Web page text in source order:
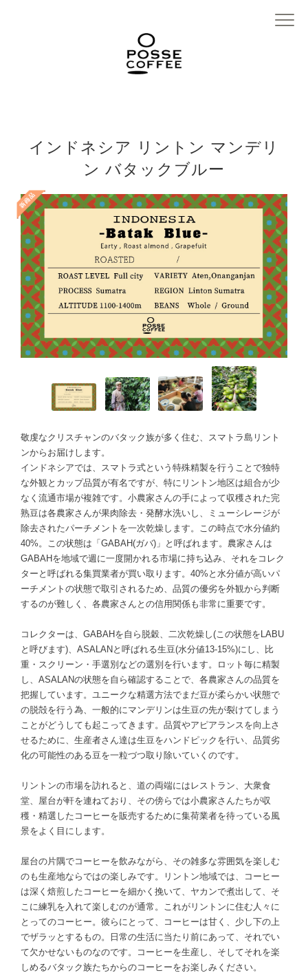
インドネシア リントン マンデリ
ン バタックブルー
敬虔なクリスチャンのバタック族が多く住む、スマトラ島リント
ンからお届けします。
インドネシアでは、スマトラ式という特殊精製を行うことで独特
な外観とカップ品質が有名ですが、特にリントン地区は組合が少
なく流通市場が複雑です。小農家さんの手によって収穫された完
熟豆は各農家さんが果肉除去・発酵水洗いし、ミューシレージが
除去されたパーチメントを一次乾燥します。この時点で水分値約
40%。この状態は「GABAH(ガバ)」と呼ばれます。農家さんは
GABAHを地域で週に一度開かれる市場に持ち込み、それをコレク
ターと呼ばれる集買業者が買い取ります。40%と水分値が高いパ
ーチメントの状態で取引されるため、品質の優劣を外観から判断
するのが難しく、各農家さんとの信用関係も非常に重要です。
コレクターは、GABAHを自ら脱穀、二次乾燥し(この状態をLABU
と呼びます)、ASALANと呼ばれる生豆(水分値13-15%)にし、比
重・スクリーン・手選別などの選別を行います。ロット毎に精製
し、ASALANの状態を自ら確認することで、各農家さんの品質を
把握しています。ユニークな精選方法でまだ豆が柔らかい状態で
の脱殻を行う為、一般的にマンデリンは生豆の先が裂けてしまう
ことがどうしても起こってきます。品質やアピアランスを向上さ
せるために、生産者さん達は生豆をハンドピックを行い、品質劣
化の可能性のある豆を一粒づつ取り除いていくのです。
リントンの市場を訪れると、道の両端にはレストラン、大衆食
堂、屋台が軒を連ねており、その傍らでは小農家さんたちが収
穫・精選したコーヒーを販売するために集荷業者を待っている風
景をよく目にします。
屋台の片隅でコーヒーを飲みながら、その雑多な雰囲気を楽しむ
のも生産地ならではの楽しみです。リントン地域では、コーヒー
は深く焙煎したコーヒーを細かく挽いて、ヤカンで煮出して、そ
こに練乳を入れて楽しむのが通常。これがリントンに住む人々に
とってのコーヒー。彼らにとって、コーヒーは甘く、少し下の上
でザラッとするもの。日常の生活に当たり前にあって、それでい
て欠かせないものなのです。コーヒーを生産し、そしてそれを楽
しめるバタック族たちからのコーヒーをお楽しみください。